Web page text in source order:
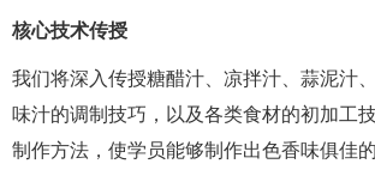
核心技术传授
我们将深入传授糖醋汁、凉拌汁、蒜泥汁
味汁的调制技巧，以及各类食材的初加工
制作方法，使学员能够制作出色香味俱佳的